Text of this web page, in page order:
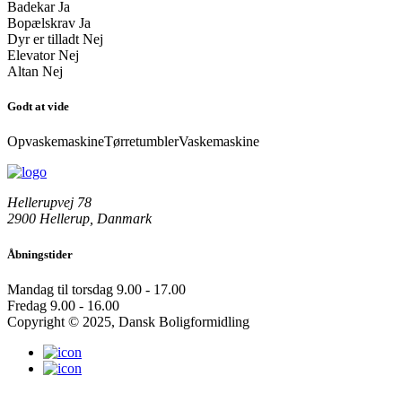
Badekar Ja
Bopælskrav Ja
Dyr er tilladt Nej
Elevator Nej
Altan Nej
Godt at vide
OpvaskemaskineTørretumblerVaskemaskine
Hellerupvej 78
2900 Hellerup, Danmark
Åbningstider
Mandag til torsdag 9.00 - 17.00
Fredag 9.00 - 16.00
Copyright © 2025, Dansk Boligformidling